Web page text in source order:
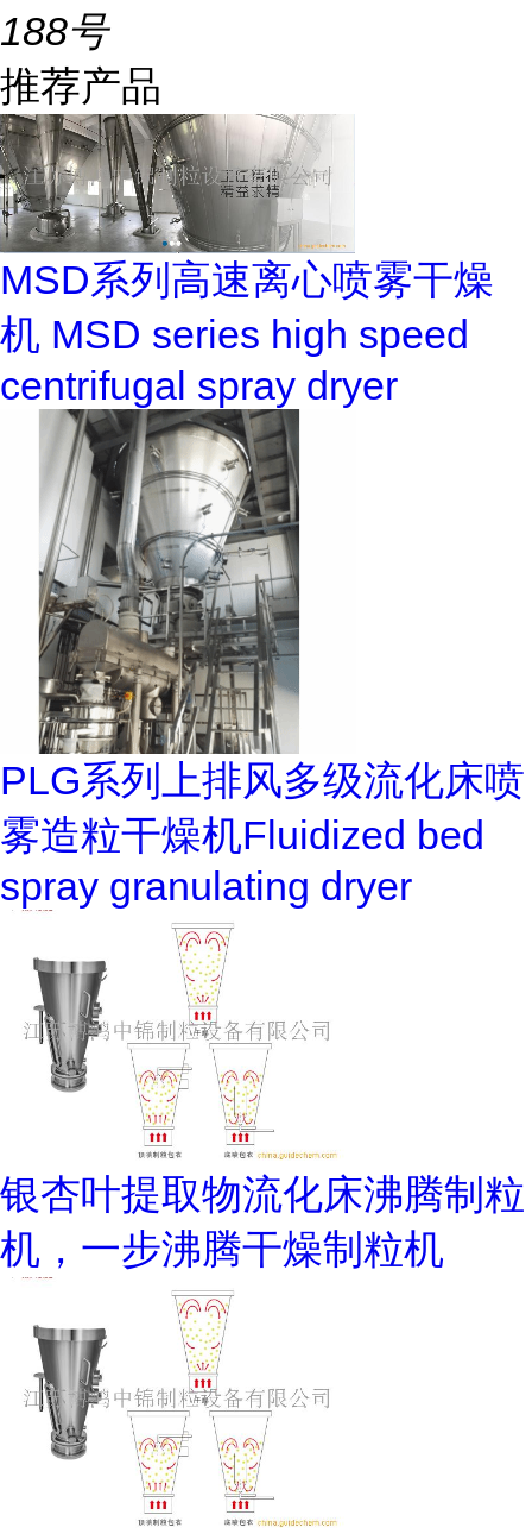
188号
推荐产品
MSD系列高速离心喷雾干燥
机 MSD series high speed
centrifugal spray dryer
PLG系列上排风多级流化床喷
雾造粒干燥机Fluidized bed
spray granulating dryer
银杏叶提取物流化床沸腾制粒
机，一步沸腾干燥制粒机